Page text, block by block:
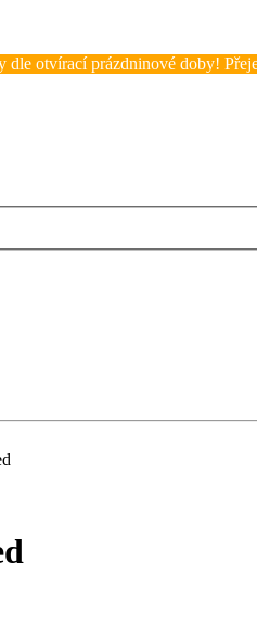
dle otvírací prázdninové doby!